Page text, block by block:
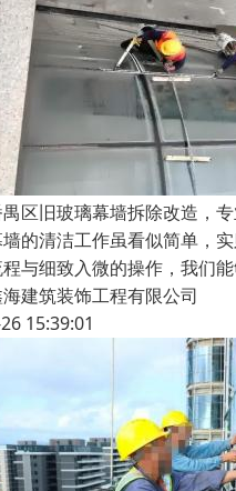
区旧玻璃幕墙拆除改造，
的清洁工作虽看似简单，
与细致入微的操作，我们
建筑装饰工程有限公司
15:39:01